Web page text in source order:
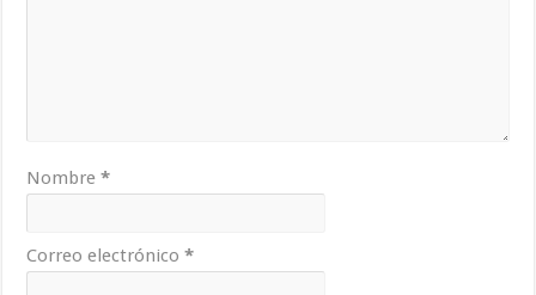
Nombre*
Correo electrónico*